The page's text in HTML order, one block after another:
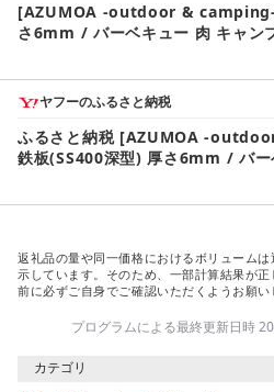
[AZUMOA -outdoor & camping-
さ6mm / バーベキュー 肉 キャン
ヤフーのふるさと納税
ふるさと納税 [AZUMOA -
鉄板(SS400深型) 厚さ6mm / バー
返礼品の量や同一価格におけるボリューム
示しています。そのため、一部計算結果が
前に必ずご自身でご確認いただくようお願い
プログラムによる最終更新日時
カテゴリ